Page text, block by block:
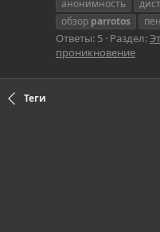
анонимность
обзор parrotos
Ответы: 5 Раздел:
проникновение
Теги